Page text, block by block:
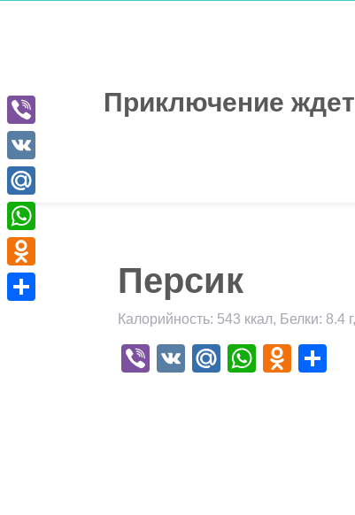
Приключение ждет
Персик
Калорийность: 543 ккал, Белки: 8.4
Viber
VK Mail.Ru
Viber
VK
Mail.Ru
WhatsApp
Odnoklassniki